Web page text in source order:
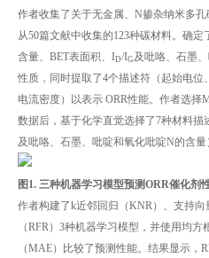
作者收集了关于无金属、N掺杂纳米多
从50篇文献中收集的123种碳材料。确
含量、BET表面积、ID/IG 及吡咯、石墨
性质，同时提取了4个描述符（起始电位
电流密度）以表示 ORR性能。作者选择
数据后，基于化学直觉选择了7种材料描
及吡咯、石墨、吡啶和氧化吡啶N的含量
图1. 三种机器学习模型预测ORR催化剂
作者构建了k近邻回归（KNR）、支持
（RFR）3种机器学习模型，并使用均
（MAE）比较了预测性能。结果显示，